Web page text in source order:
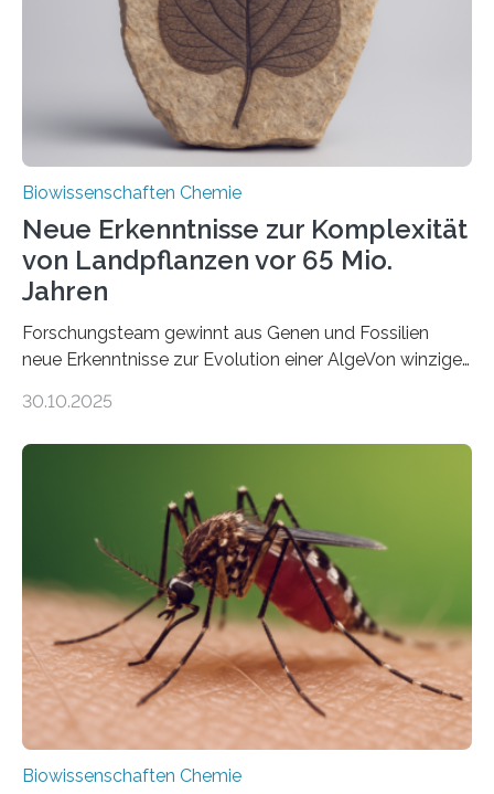
Funktionsfähigkeit der Organellen entscheidend ist. Die
Studie wurde am 28. Oktober 2025 in der
Fachzeitschrift…
Biowissenschaften Chemie
Neue Erkenntnisse zur Komplexität
von Landpflanzen vor 65 Mio.
Jahren
Forschungsteam gewinnt aus Genen und Fossilien
neue Erkenntnisse zur Evolution einer AlgeVon winzigen
Landpflanzen zählen zu den komplexesten
Grünalgen, die vor Hunderten von Millionen Jahren
lebten. Unter den Vorfahren sticht eine Gruppe heraus,
die noch heute in der Natur vorkommt: die
Süßwasseralge Coleochaetophyceae. Einige Arten
dieser Gruppe bilden aus Zellfäden dichte Geflechte
mit scheibenförmiger Gestalt. Was auffällig ist: Die
nächsten…
30.10.2025
Biowissenschaften Chemie